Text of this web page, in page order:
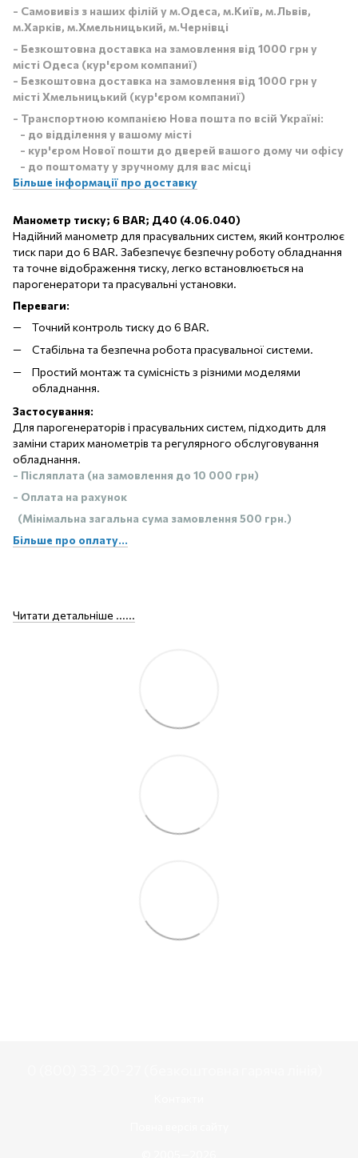
- Самовивіз з наших філій у м.Одеса, м.Київ, м.Львів,
м.Харків, м.Хмельницький, м.Чернівці
- Безкоштовна доставка на замовлення від 1000 грн у
місті Одеса (кур'єром компаниї)
- Безкоштовна доставка на замовлення від 1000 грн у
місті Хмельницький (кур'єром компаниї)
- Транспортною компанією Нова пошта по всій Україні:
- до відділення у вашому місті
- кур'єром Нової пошти до дверей вашого дому чи офісу
- до поштомату у зручному для вас місці
Більше інформації про доставку
Манометр тиску; 6 BAR; Д40 (4.06.040)
Надійний манометр для прасувальних систем, який контролює
тиск пари до 6 BAR. Забезпечує безпечну роботу обладнання
та точне відображення тиску, легко встановлюється на
парогенератори та прасувальні установки.
Переваги:
Точний контроль тиску до 6 BAR.
Стабільна та безпечна робота прасувальної системи.
Простий монтаж та сумісність з різними моделями
обладнання.
Застосування:
Для парогенераторів і прасувальних систем, підходить для
заміни старих манометрів та регулярного обслуговування
обладнання.
- Післяплата (на замовлення до 10 000 грн)
- Оплата на рахунок
(Мінімальна загальна сума замовлення 500 грн.)
Більше про оплату...
Читати детальніше ......